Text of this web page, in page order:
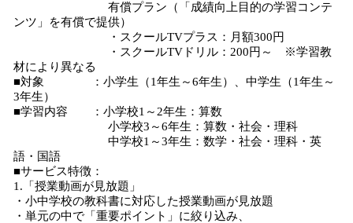
有償プラン（「成績向上目的の学習コンテ
ンツ」を有償で提供）
・スクールTVプラス：月額300円
・スクールTVドリル：200円～ ※学習教
材により異なる
■対象 ：小学生（1年生～6年生）、中学生（1年生～
3年生）
■学習内容 ：小学校1～2年生：算数
小学校3～6年生：算数・社会・理科
中学校1～3年生：数学・社会・理科・英
語・国語
■サービス特徴：
1.「授業動画が見放題」
・小中学校の教科書に対応した授業動画が見放題
・単元の中で「重要ポイント」に絞り込み、